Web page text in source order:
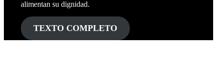
alimentan su dignidad.
TEXTO COMPLETO